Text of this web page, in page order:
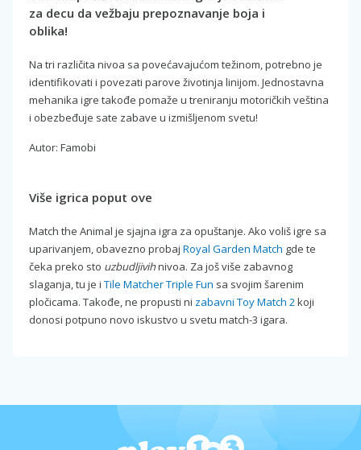
za decu da vežbaju prepoznavanje boja i
oblika!
Na tri različita nivoa sa povećavajućom težinom, potrebno je
identifikovati i povezati parove životinja linijom. Jednostavna
mehanika igre takođe pomaže u treniranju motoričkih veština
i obezbeđuje sate zabave u izmišljenom svetu!
Autor: Famobi
Više igrica poput ove
Match the Animal je sjajna igra za opuštanje. Ako voliš igre sa
uparivanjem, obavezno probaj Royal Garden Match gde te
čeka preko sto uzbudljivihnivoa. Za još više zabavnog
slaganja, tu je i Tile Matcher Triple Fun sa svojim šarenim
pločicama. Takođe, ne propusti ni zabavni Toy Match 2koji
donosi potpuno novo iskustvo u svetu match-3 igara.